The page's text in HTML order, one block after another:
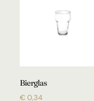
Bierglas
€ 0,34